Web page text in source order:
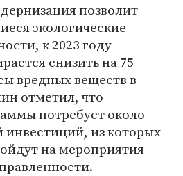
позволит
экологические
к 2023 году
снизить на 75
вредных веществ в
отметил, что
потребует около
инвестиций, из которых
на мероприятия